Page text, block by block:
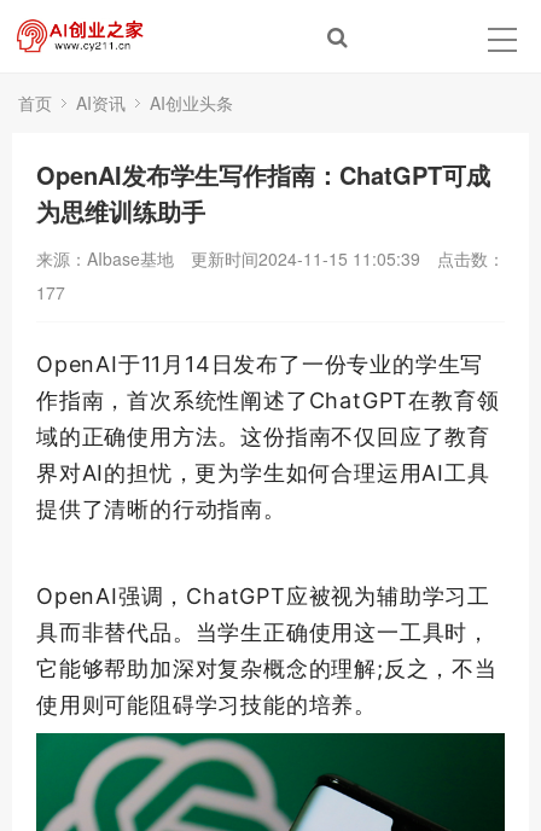
首页 AI资讯 AI创业头条
OpenAI发布学生写作指南：ChatGPT可成
为思维训练助手
来源：AIbase基地 更新时间2024-11-15 11:05:39
点击数：
177
OpenAI于11月14日发布了一份专业的学生写
作指南，首次系统性阐述了ChatGPT在教育领
域的正确使用方法。这份指南不仅回应了教育
界对AI的担忧，更为学生如何合理运用AI工具
提供了清晰的行动指南。
OpenAI强调，ChatGPT应被视为辅助学习工
具而非替代品。当学生正确使用这一工具时，
它能够帮助加深对复杂概念的理解;反之，不当
使用则可能阻碍学习技能的培养。